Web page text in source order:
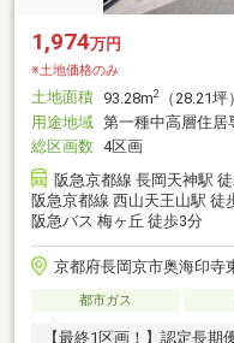
1,974万円
※土地価格のみ
土地面積 93.28m2
（28.21坪）
用途地域 第一種中高層住居
総区画数 4区画
阪急京都線 長岡天神駅
阪急京都線 西山天王山駅 徒
阪急バス 梅ヶ丘 徒歩3分
京都府長岡京市奥海印寺
都市ガス
【最終1区画！】認定長